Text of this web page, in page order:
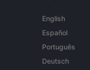
English
Español
Português
Deutsch